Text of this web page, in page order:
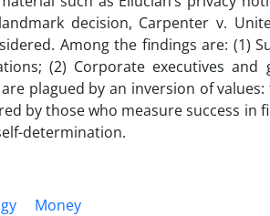
decision, Carpenter v.
Among the findings are: (1)
(2) Corporate executives and
plagued by an inversion of
by those who measure success in
determination.
Money